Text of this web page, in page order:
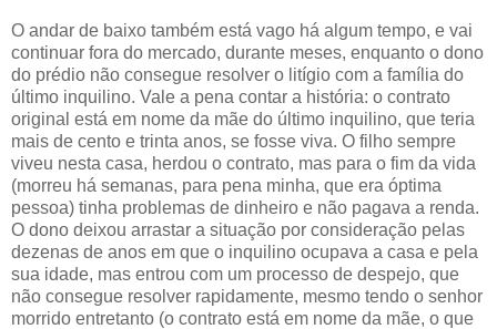
O andar de baixo também está vago há algum tempo, e vai
continuar fora do mercado, durante meses, enquanto o dono
do prédio não consegue resolver o litígio com a família do
último inquilino. Vale a pena contar a história: o contrato
original está em nome da mãe do último inquilino, que teria
mais de cento e trinta anos, se fosse viva. O filho sempre
viveu nesta casa, herdou o contrato, mas para o fim da vida
(morreu há semanas, para pena minha, que era óptima
pessoa) tinha problemas de dinheiro e não pagava a renda.
O dono deixou arrastar a situação por consideração pelas
dezenas de anos em que o inquilino ocupava a casa e pela
sua idade, mas entrou com um processo de despejo, que
não consegue resolver rapidamente, mesmo tendo o senhor
morrido entretanto (o contrato está em nome da mãe, o que